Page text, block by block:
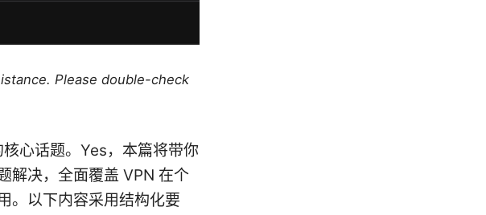
Please double-check
心话题。Yes，本篇将带你
解决，全面覆盖 VPN 在个
。以下内容采用结构化要